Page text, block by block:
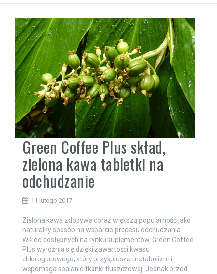
Green Coffee Plus skład,
zielona kawa tabletki na
odchudzanie
11 lutego 2017
Zielona kawa zdobywa coraz większą popularność jako
naturalny sposób na wsparcie procesu odchudzania.
Wśród dostępnych na rynku suplementów, Green Coffee
Plus wyróżnia się dzięki zawartości kwasu
chlorogenowego, który przyspiesza metabolizm i
wspomaga spalanie tkanki tłuszczowej. Jednak przed